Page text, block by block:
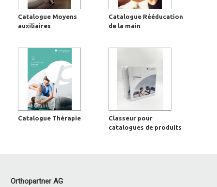
Catalogue Moyens
auxiliaires
Catalogue Rééducation
de la main
Catalogue Thérapie
Classeur pour
catalogues de produits
Orthopartner AG